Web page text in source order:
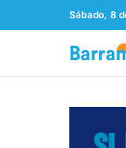
Sábado, 8